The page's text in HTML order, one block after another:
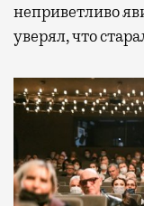
неприветливо
уверял, что